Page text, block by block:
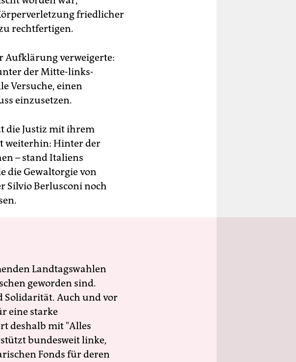
friedlicher
rechtfertigen.
Aufklärung verweigerte:
der Mitte-links-
Versuche, einen
einzusetzen.
die Justiz mit ihrem
weiterhin: Hinter der
– stand Italiens
die Gewaltorgie von
Silvio Berlusconi noch
Landtagswahlen
geworden sind.
Solidarität. Auch und vor
eine starke
deshalb mit "Alles
bundesweit linke,
Fonds für deren